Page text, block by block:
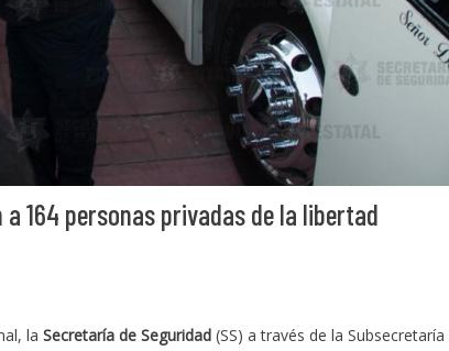
164 personas privadas de la libertad
la Secretaría de Seguridad (SS) a través de la Subsecretaría